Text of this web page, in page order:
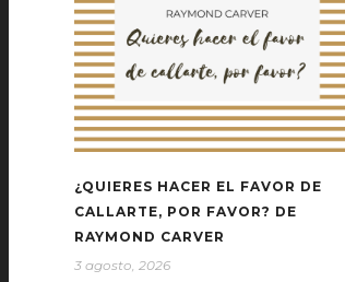
¿QUIERES HACER EL FAVOR DE
CALLARTE, POR FAVOR? DE
RAYMOND CARVER
3 agosto, 2026